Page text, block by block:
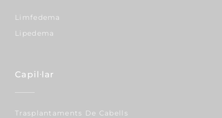
Limfedema
Lipedema
Capil·lar
Trasplantaments De Cabells